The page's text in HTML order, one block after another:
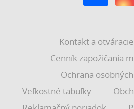
Kontakt a
Cenník zapožičania
Ochrana
Veľkostné tabuľky